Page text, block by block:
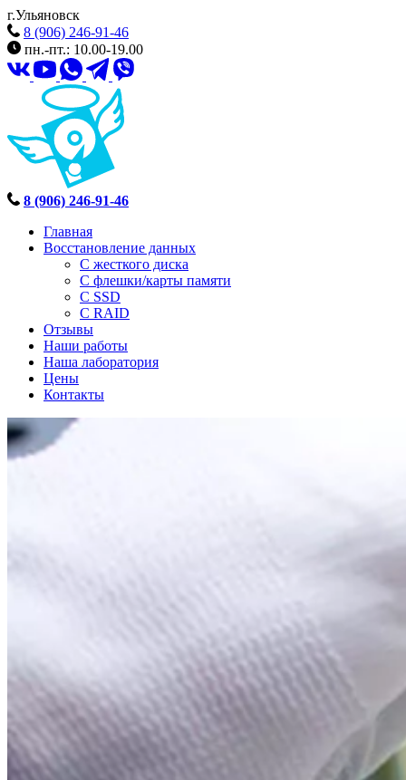
г.Ульяновск
8 (906) 246-91-46
пн.-пт.: 10.00-19.00
8 (906) 246-91-46
Главная
Восстановление данных
С жесткого диска
С флешки/карты памяти
С SSD
С RAID
Отзывы
Наши работы
Наша лаборатория
Цены
Контакты